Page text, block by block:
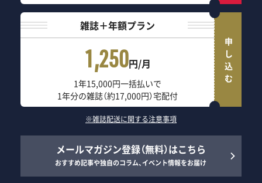
雑誌＋年額プラン
1,250円/月
1年15,000円一括払いで
1年分の雑誌（約17,000円）宅配付
申し込む
※雑誌配送に関する注意事項
メールマガジン登録（無料）はこちら
おすすめ記事や独自のコラム、イベント情報をお届け